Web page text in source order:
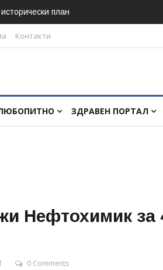
план
Контакти
ЗДРАВЕН ПОРТАЛ
Нефтохимик за
0 Comments